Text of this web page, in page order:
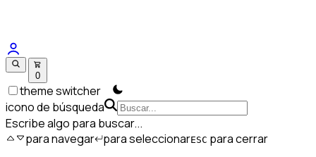
0
theme switcher
icono de búsqueda
Escribe algo para buscar...
para navegar para seleccionarESC para cerrar